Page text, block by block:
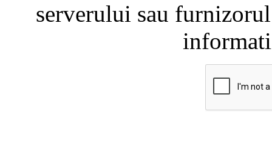
serverului sau